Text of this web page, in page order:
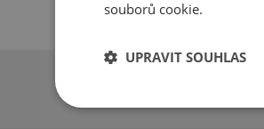
souborů cookie.
UPRAVIT SOUHLAS